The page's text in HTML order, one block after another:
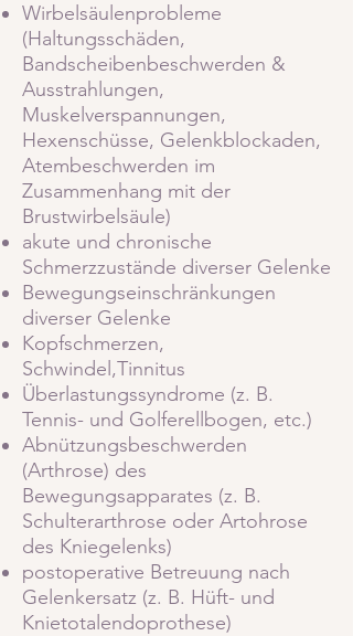
Wirbelsäulenprobleme
(Haltungsschäden,
Bandscheibenbeschwerden &
Ausstrahlungen,
Muskelverspannungen,
Hexenschüsse, Gelenkblockaden,
Atembeschwerden im
Zusammenhang mit der
Brustwirbelsäule)
akute und chronische
Schmerzzustände diverser Gelenke
Bewegungseinschränkungen
diverser Gelenke
Kopfschmerzen,
Schwindel,Tinnitus
Überlastungssyndrome (z. B.
Tennis- und Golferellbogen, etc.)
Abnützungsbeschwerden
(Arthrose) des
Bewegungsapparates (z. B.
Schulterarthrose oder Artohrose
des Kniegelenks)
postoperative Betreuung nach
Gelenkersatz (z. B. Hüft- und
Knietotalendoprothese)